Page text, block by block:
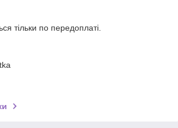
тільки по передоплаті.